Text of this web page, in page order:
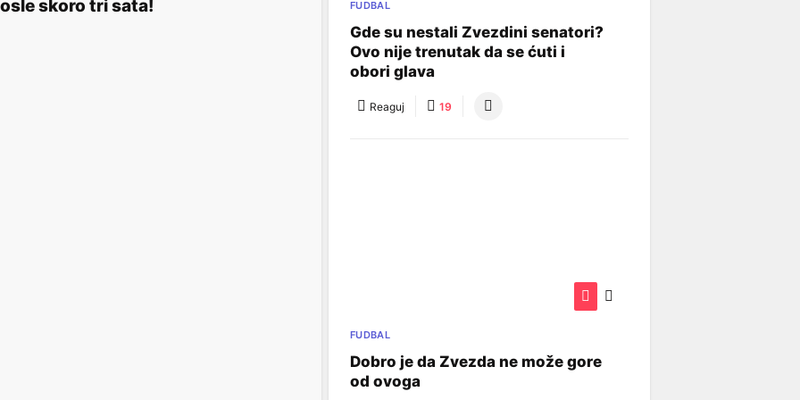
skoro tri sata! FUDBAL
Gde su nestali Zvezdini senatori?
Ovo nije trenutak da se ćuti i
obori glava
Reaguj 19
FUDBAL
Dobro je da Zvezda ne može gore
od ovoga